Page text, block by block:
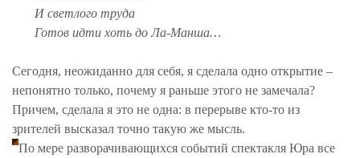
И светлого труда
Готов идти хоть до Ла-Манша…
Сегодня, неожиданно для себя, я сделала одно открытие –
непонятно только, почему я раньше этого не замечала?
Причем, сделала я это не одна: в перерыве кто-то из
зрителей высказал точно такую же мысль.
По мере разворачивающихся событий спектакля Юра все